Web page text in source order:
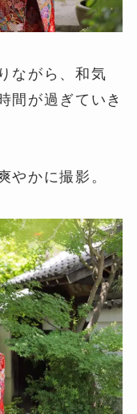
ながら、和気
間が過ぎていき
やかに撮影。